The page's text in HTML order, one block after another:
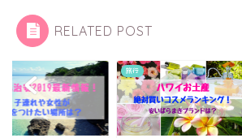
RELATED POST
旅行